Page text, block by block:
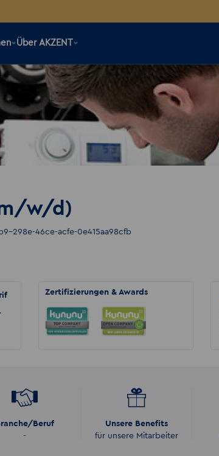
Über AKZENT
w/d)
298e-46ce-acfe-0e415aa98cfb
Zertifizierungen & Awards
Marion
Ich war nun schon 2 mal dort und würde
immer wieder diese zeitarbeitsfirma nehmen.
Sie sind zuverläs...
Beruf
-
Unsere Benefits
für unsere Mitarbeiter